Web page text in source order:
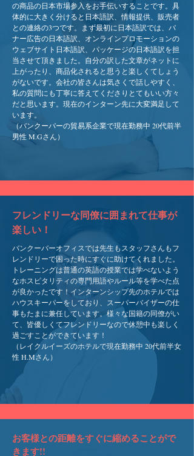
の商品の日本市場参入をお手伝いすることです。具
体的に大きく分けると日本語訳、情報提供、販売者
との連絡の3つです。まず最初に日本語訳では、バ
ナー広告の日本語訳、オンラインプロモーションの
ウェブサイト日本語訳、パッケージの日本語訳を担
当させて頂きました。自分の訳した文章がネットに
上がったり、商品化されると思うと楽しくてしょう
がないです。会社の皆さんは気さくで話しやすく、
私の質問にも丁寧に答えてくださりとてもいい方々
だと思います。現在のインターン先に大変満足して
います。
（バンクーバーの貿易系企業で現在勤務中 20代前半
男性 M.Gさん）
フレンドリーな同僚に囲まれて仕事が
楽しい！
​バンクーバーオフィスでは先生もスタッフさんもフ
レンドリーで困った時にすぐに助けてくれました。
トレーニングは普通の英語の授業では学べないよう
なホスピタリティの専門用語やルール等を学べた点
が良かったです！インターンシップ先のホテルでは
ハウスキーパーをしており、スーパーバイザーの仕
事もたまに兼任しています。様々な国籍の同僚がい
て、皆優しくてフレンドリーなので休憩中も楽しく
過ごすことができています！
（レイクルイーズのホテルで現在勤務中 20代前半女
性 H.Mさん）
お客様との距離をすぐに縮めることがで
きます!!